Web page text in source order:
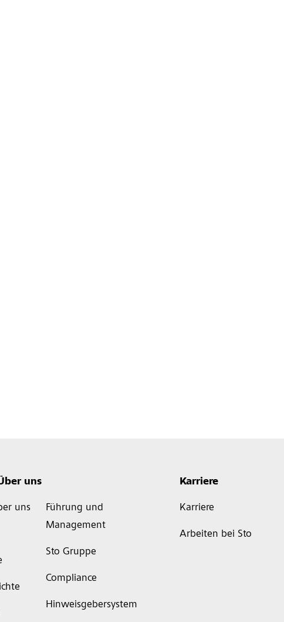
uns
uns
Führung und
Management
Sto Gruppe
Compliance
Hinweisgebersystem
Karriere
Karriere
Arbeiten bei Sto